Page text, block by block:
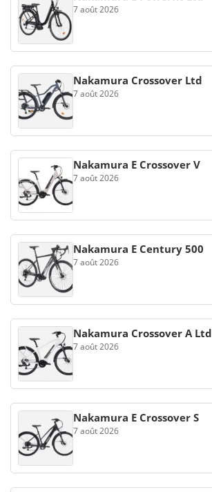
7 août 2026
Nakamura Crossover Ltd
7 août 2026
Nakamura E Crossover V
7 août 2026
Nakamura E Century 500
7 août 2026
Nakamura Crossover A Ltd
7 août 2026
Nakamura E Crossover S
7 août 2026